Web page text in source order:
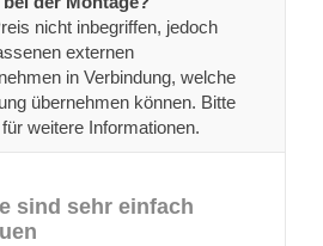
nicht inbegriffen, jedoch
externen
in Verbindung, welche
übernehmen können. Bitte
weitere Informationen.
sind sehr einfach